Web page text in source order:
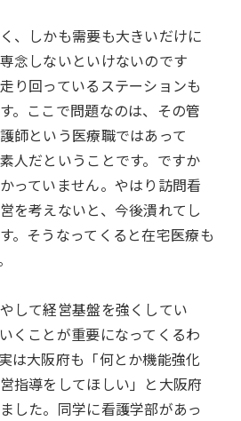
、しかも需要も大きいだけに
念しないといけないのです
り回っているステーションも
。ここで問題なのは、その管
師という医療職ではあって
人だということです。ですか
っていません。やはり訪問看
を考えないと、今後潰れてし
。そうなってくると在宅医療も
して経営基盤を強くしてい
くことが重要になってくるわ
は大阪府も「何とか機能強化
指導をしてほしい」と大阪府
した。同学に看護学部があっ